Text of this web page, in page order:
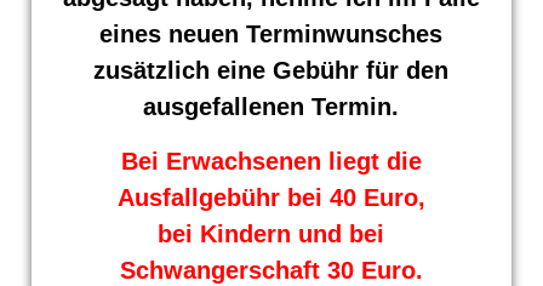
eines neuen Terminwunsches
zusätzlich eine Gebühr für den
ausgefallenen Termin.
Bei Erwachsenen liegt die
Ausfallgebühr bei 40 Euro,
bei Kindern und bei
Schwangerschaft 30 Euro.